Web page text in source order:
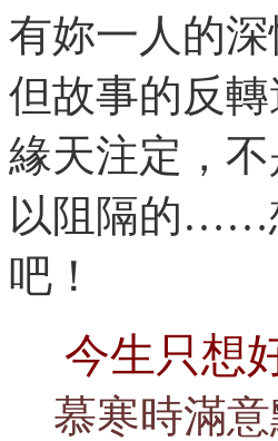
有妳一人的
但故事的反
緣天注定，
以阻隔的……
吧！
今生只想
慕寒時滿